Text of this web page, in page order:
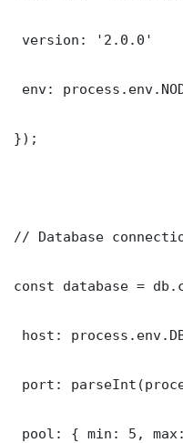
version: '2.0.0'
env:
});
// Database
const database =
host:
port:
pool: { min: 5,